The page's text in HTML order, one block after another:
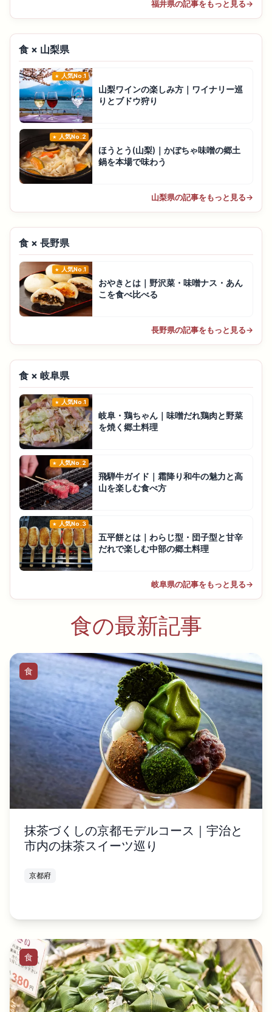
福井県の記事をもっと見る→
食 × 山梨県
人気No.1
山梨ワインの楽しみ方｜ワイナリー巡
りとブドウ狩り
人気No.2
ほうとう(山梨)｜かぼちゃ味噌の郷土
鍋を本場で味わう
山梨県の記事をもっと見る→
食 × 長野県
人気No.1
おやきとは｜野沢菜・味噌ナス・あん
こを食べ比べる
長野県の記事をもっと見る→
食 × 岐阜県
人気No.1
岐阜・鶏ちゃん｜味噌だれ鶏肉と野菜
を焼く郷土料理
人気No.2
飛騨牛ガイド｜霜降り和牛の魅力と高
山を楽しむ食べ方
人気No.3
五平餅とは｜わらじ型・団子型と甘辛
だれで楽しむ中部の郷土料理
岐阜県の記事をもっと見る→
食の最新記事
食
抹茶づくしの京都モデルコース｜宇治と
市内の抹茶スイーツ巡り
京都府
食